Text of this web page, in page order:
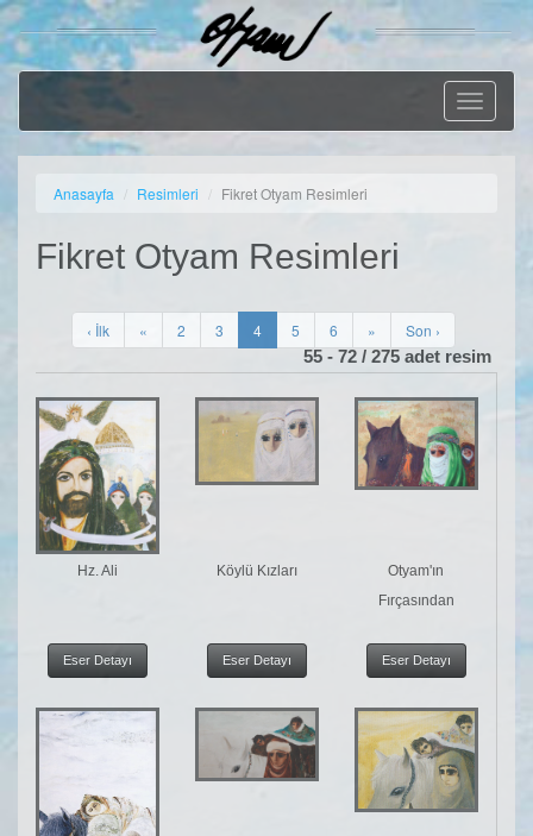
Geçiş
Menüsü
Anasayfa Resimleri Fikret Otyam Resimleri
Fikret Otyam Resimleri
55 - 72 / 275 adet resim
‹ İlk « 2 3 4 5 6 » Son ›
Hz. Ali
Eser Detayı
Köylü Kızları
Eser Detayı
Otyam'ın
Fırçasından
Eser Detayı